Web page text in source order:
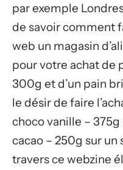
par exemple
de savoir comment
web un magasin
pour votre achat de
300g et d’un pain
le désir de faire
choco vanille –
cacao – 250g sur
travers ce webzine